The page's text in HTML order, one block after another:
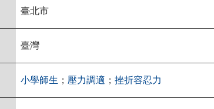
臺北市
臺灣
小學師生 ； 壓力調適 ； 挫折容忍力